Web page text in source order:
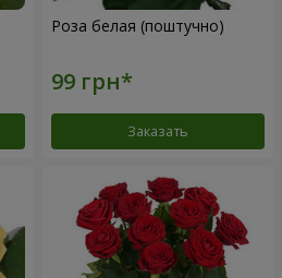
Роза белая (поштучно)
Заказать